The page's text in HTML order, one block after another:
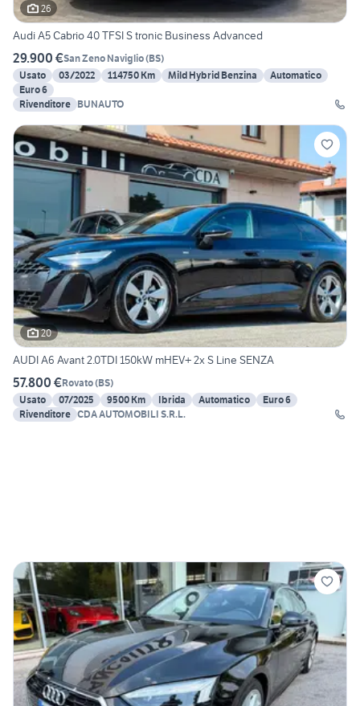
26
Audi A5 Cabrio 40 TFSI S tronic Business Advanced
29.900 €San Zeno Naviglio(BS)
Usato
03/2022 114750 Km Mild Hybrid Benzina
Automatico
Euro 6
Rivenditore BUNAUTO
20
AUDI A6 Avant 2.0TDI 150kW mHEV+ 2x S Line SENZA
57.800 €Rovato(BS)
Usato
07/2025 9500 Km Ibrida Automatico
Euro 6
Rivenditore CDA AUTOMOBILI S.R.L.